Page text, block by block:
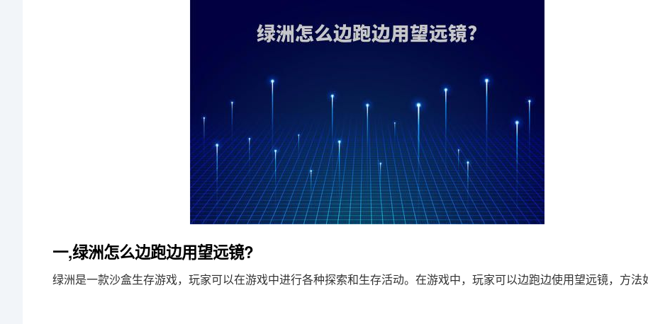
一,绿洲怎么边跑边用望远镜?
绿洲是一款沙盒生存游戏，玩家可以在游戏中进行各种探索和生存活动。在游戏中，玩家可以边跑边使用望远镜，方法